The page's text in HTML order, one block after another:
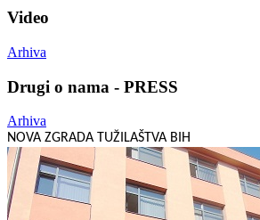
Video
Arhiva
Drugi o nama - PRESS
Arhiva
NOVA ZGRADA TUŽILAŠTVA BIH